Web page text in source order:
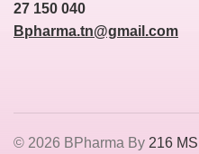
27 150 040
Bpharma.tn@gmail.com
© 2026 BPharma By 216 MS